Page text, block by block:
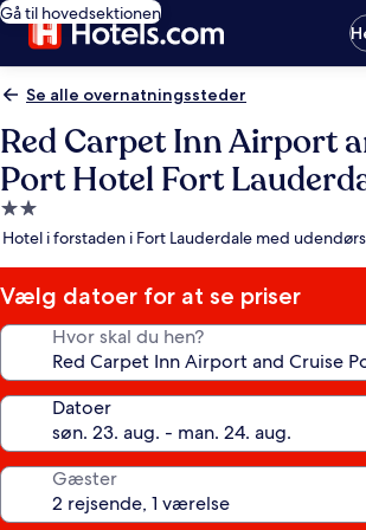
Gå til hovedsektionen
Se alle overnatningssteder
Red Carpet Inn Airport
Port Hotel Fort
2.0-
stjernet
Hotel i forstaden i Fort Lauderdale med
Vælg datoer for at se priser
Hvor skal du hen?
Datoer
Gæster